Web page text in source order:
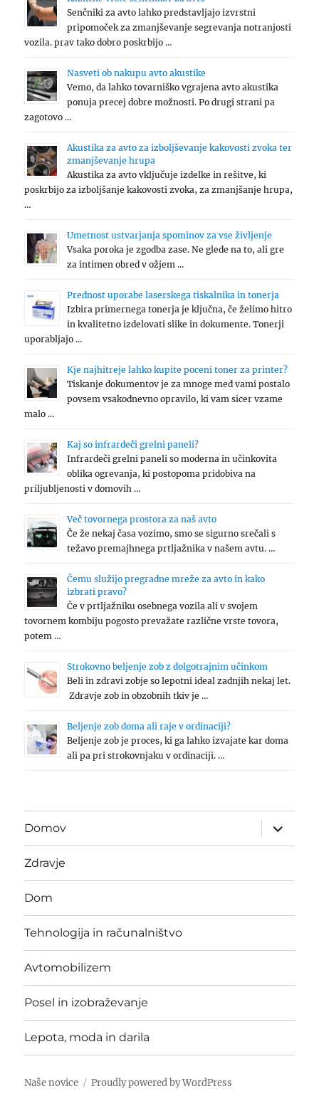
Senčniki za avto lahko predstavljajo izvrstni
pripomoček za zmanjševanje segrevanja notranjosti
vozila. prav tako dobro poskrbijo …
Nasveti ob nakupu avto akustike
Vemo, da lahko tovarniško vgrajena avto akustika
ponuja precej dobre možnosti. Po drugi strani pa
zagotovo …
Akustika za avto za izboljševanje kakovosti zvoka ter
zmanjševanje hrupa
Akustika za avto vključuje izdelke in rešitve, ki
poskrbijo za izboljšanje kakovosti zvoka, za zmanjšanje hrupa,
…
Umetnost ustvarjanja spominov za vse življenje
Vsaka poroka je zgodba zase. Ne glede na to, ali gre
za intimen obred v ožjem …
Prednost uporabe laserskega tiskalnika in tonerja
Izbira primernega tonerja je ključna, če želimo hitro
in kvalitetno izdelovati slike in dokumente. Tonerji
uporabljajo …
Kje najhitreje lahko kupite poceni toner za printer?
Tiskanje dokumentov je za mnoge med vami postalo
povsem vsakodnevno opravilo, ki vam sicer vzame
malo …
Kaj so infrardeči grelni paneli?
Infrardeči grelni paneli so moderna in učinkovita
oblika ogrevanja, ki postopoma pridobiva na
priljubljenosti v domovih …
Več tovornega prostora za naš avto
Če že nekaj časa vozimo, smo se sigurno srečali s
težavo premajhnega prtljažnika v našem avtu. …
Čemu služijo pregradne mreže za avto in kako
izbrati pravo?
Če v prtljažniku osebnega vozila ali v svojem
tovornem kombiju pogosto prevažate različne vrste tovora,
potem …
Strokovno beljenje zob z dolgotrajnim učinkom
Beli in zdravi zobje so lepotni ideal zadnjih nekaj let.
Zdravje zob in obzobnih tkiv je …
Beljenje zob doma ali raje v ordinaciji?
Beljenje zob je proces, ki ga lahko izvajate kar doma
ali pa pri strokovnjaku v ordinaciji. …
Domov
expand
child
menu
Zdravje
Dom
Tehnologija in računalništvo
Avtomobilizem
Posel in izobraževanje
Lepota, moda in darila
Naše novice Proudly powered by WordPress